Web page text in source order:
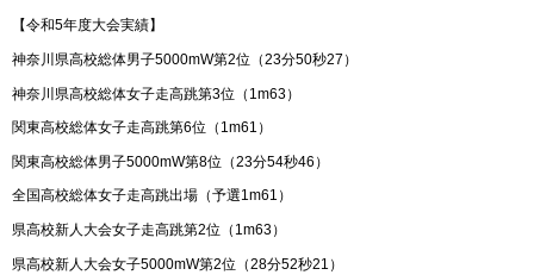
【令和5年度大会実績】
神奈川県高校総体男子5000mW第2位（23分50秒27）
神奈川県高校総体女子走高跳第3位（1m63）
関東高校総体女子走高跳第6位（1m61）
関東高校総体男子5000mW第8位（23分54秒46）
全国高校総体女子走高跳出場（予選1m61）
県高校新人大会女子走高跳第2位（1m63）
県高校新人大会女子5000mW第2位（28分52秒21）